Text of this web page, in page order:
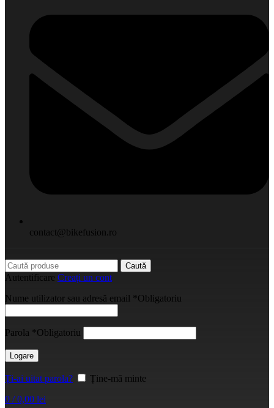
contact@bikefusion.ro
Caută
Autentificare Creați un cont
Nume utilizator sau adresă email *Obligatoriu
Parola *Obligatoriu
Logare
Ți-ai uitat parola?
Ține-mă minte
0 / 0,00 lei